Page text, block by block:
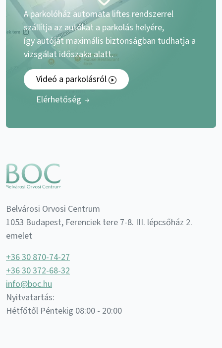
A parkolóház automata liftes rendszerrel
szállítja az autókat a parkolás helyére,
így autóját maximális biztonságban tudhatja a
vizsgálat időszaka alatt.
Videó a parkolásról
Elérhetőség
Belvárosi Orvosi Centrum
1053 Budapest, Ferenciek tere 7-8. III. lépcsőház 2.
emelet
+36 30 870-74-27
+36 30 372-68-32
info@boc.hu
Nyitvatartás:
Hétfőtől Péntekig 08:00 - 20:00